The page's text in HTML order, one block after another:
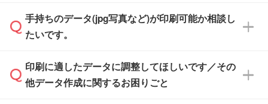
せいただければ、弊社にて無料でデザインデー
タを1点作成いたします。
積・ご注文フォームにアップロードしてご入稿
ください。
ご入稿後は経験豊富なスタッフがデータに不備
がないかチェックし、お客様と確認してから印
刷に進みますので、ご安心ください。
一部商品は入稿用テンプレートのご用意があり
ます。各商品ページの『印刷方法・テンプレー
入稿用のテンプレートはPDF形式ですが、
IllustratorやPhotoshopで開いてご利用いただけ
手持ちのデータ(jpg写真など)が印刷可能か相談し
たいです。
印刷に適したデータ・解像度かどうか、担当ス
タッフが事前に確認いたします。
印刷に適したデータに調整してほしいです／その
他データ作成に関するお困りごと